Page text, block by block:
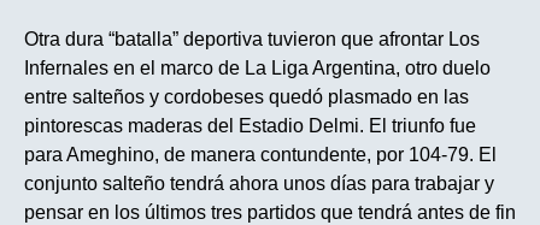
Otra dura “batalla” deportiva tuvieron que afrontar Los
Infernales en el marco de La Liga Argentina, otro duelo
entre salteños y cordobeses quedó plasmado en las
pintorescas maderas del Estadio Delmi. El triunfo fue
para Ameghino, de manera contundente, por 104-79. El
conjunto salteño tendrá ahora unos días para trabajar y
pensar en los últimos tres partidos que tendrá antes de fin